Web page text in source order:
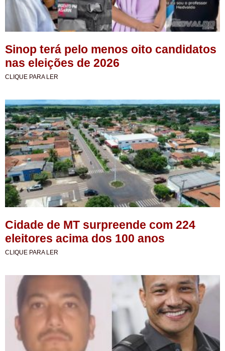
Sinop terá pelo menos oito candidatos
nas eleições de 2026
CLIQUE PARA LER
Cidade de MT surpreende com 224
eleitores acima dos 100 anos
CLIQUE PARA LER